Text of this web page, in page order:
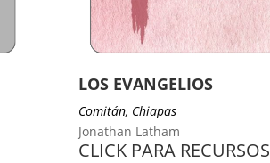
LOS EVANGELIOS
Comitán, Chiapas
Jonathan Latham
CLICK PARA RECURSOS